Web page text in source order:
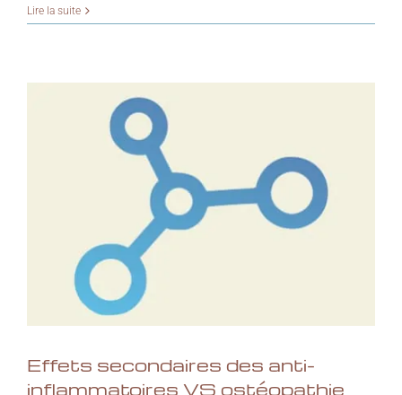
Lire la suite
Effets secondaires des anti-
inflammatoires VS ostéopathie